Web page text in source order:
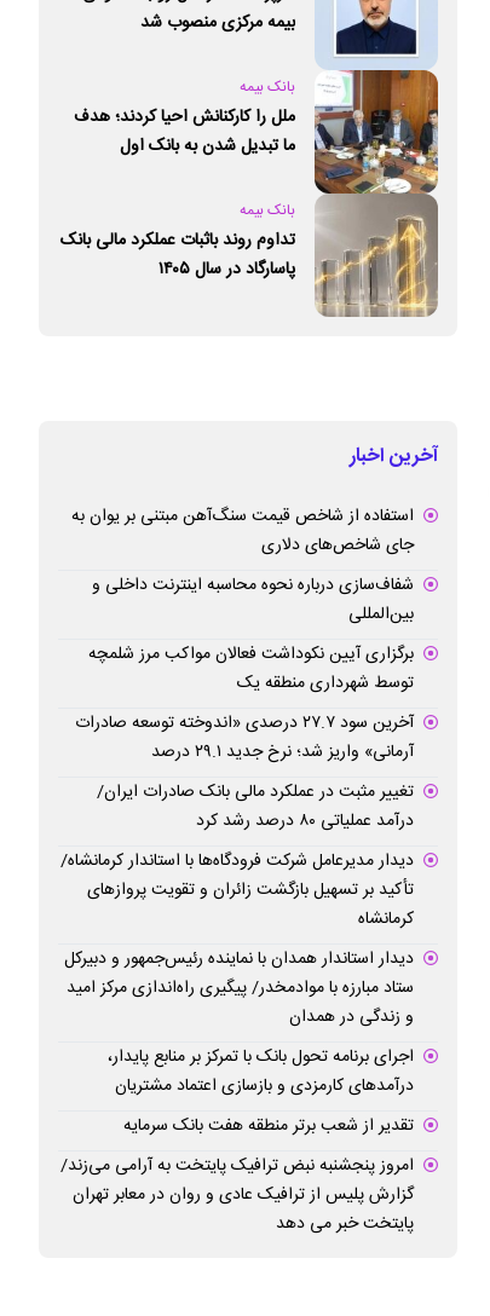
بیمه مرکزی منصوب شد
بانک بیمه
ملل را کارکنانش احیا کردند؛ هدف
ما تبدیل شدن به بانک اول
بانک بیمه
تداوم روند باثبات عملکرد مالی بانک
پاسارگاد در سال ۱۴۰۵
آخرین اخبار
استفاده از شاخص قیمت سنگ‌آهن مبتنی بر یوان به
جای شاخص‌های دلاری
شفاف‌سازی درباره نحوه محاسبه اینترنت داخلی و
بین‌المللی
برگزاری آیین نکوداشت فعالان مواکب مرز شلمچه
توسط شهرداری منطقه یک
آخرین سود ۲۷.۷ درصدی «اندوخته توسعه صادرات
آرمانی» واریز شد؛ نرخ جدید ۲۹.۱ درصد
تغییر مثبت در عملکرد مالی بانک صادرات ایران/
درآمد عملیاتی ۸۰ درصد رشد کرد
دیدار مدیرعامل شرکت فرودگاه‌ها با استاندار کرمانشاه/
تأکید بر تسهیل بازگشت زائران و تقویت پروازهای
کرمانشاه
دیدار استاندار همدان با نماینده رئیس‌جمهور و دبیرکل
ستاد مبارزه با موادمخدر/ پیگیری راه‌اندازی مرکز امید
و زندگی در همدان
اجرای برنامه تحول بانک با تمرکز بر منابع پایدار،
درآمدهای کارمزدی و بازسازی اعتماد مشتریان
تقدیر از شعب برتر منطقه هفت بانک سرمایه
امروز پنجشنبه نبض ترافیک پایتخت به آرامی می‌زند/
گزارش پلیس از ترافیک عادی و روان در معابر تهران
پایتخت خبر می دهد